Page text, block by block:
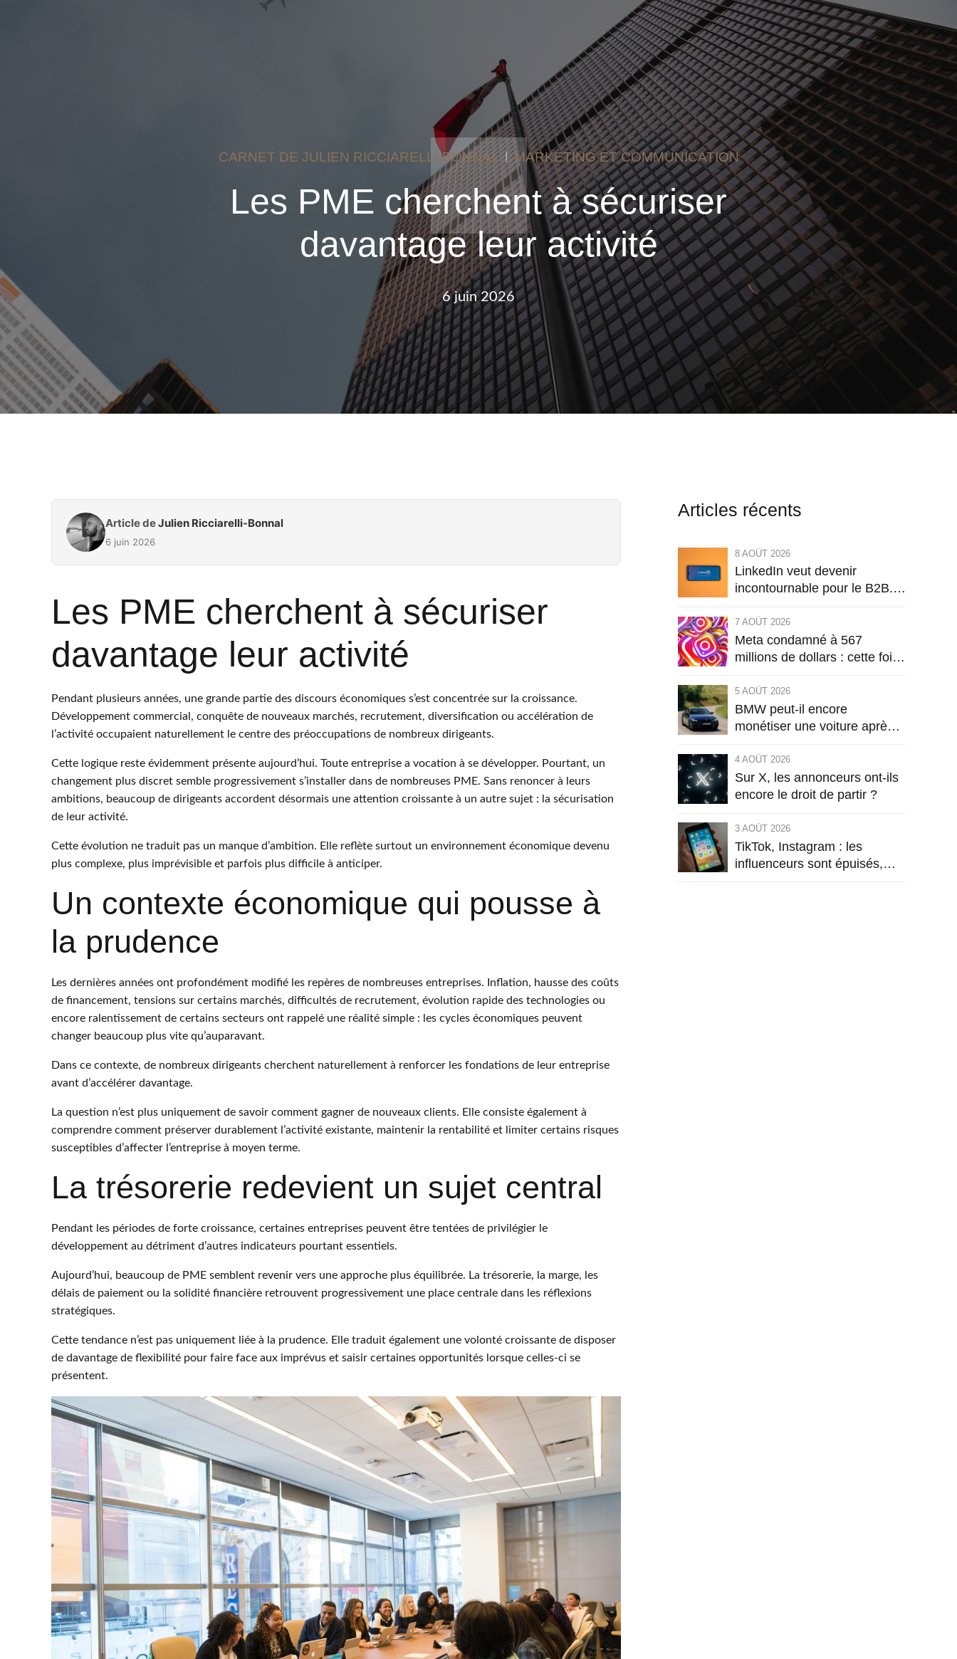
CARNET DE JULIEN RICCIARELLI-BONNAL MARKETING ET COMMUNICATION
Les PME cherchent à sécuriser
davantage leur activité
6 juin 2026
Article deJulien Ricciarelli-Bonnal
6 juin 2026
Les PME cherchent à sécuriser
davantage leur activité
Pendant plusieurs années, une grande partie des discours économiques s’est concentrée sur la croissance.
Développement commercial, conquête de nouveaux marchés, recrutement, diversification ou accélération de
l’activité occupaient naturellement le centre des préoccupations de nombreux dirigeants.
Cette logique reste évidemment présente aujourd’hui. Toute entreprise a vocation à se développer. Pourtant, un
changement plus discret semble progressivement s’installer dans de nombreuses PME. Sans renoncer à leurs
ambitions, beaucoup de dirigeants accordent désormais une attention croissante à un autre sujet : la sécurisation
de leur activité.
Cette évolution ne traduit pas un manque d’ambition. Elle reflète surtout un environnement économique devenu
plus complexe, plus imprévisible et parfois plus difficile à anticiper.
Un contexte économique qui pousse à
la prudence
Les dernières années ont profondément modifié les repères de nombreuses entreprises. Inflation, hausse des coûts
de financement, tensions sur certains marchés, difficultés de recrutement, évolution rapide des technologies ou
encore ralentissement de certains secteurs ont rappelé une réalité simple : les cycles économiques peuvent
changer beaucoup plus vite qu’auparavant.
Dans ce contexte, de nombreux dirigeants cherchent naturellement à renforcer les fondations de leur entreprise
avant d’accélérer davantage.
La question n’est plus uniquement de savoir comment gagner de nouveaux clients. Elle consiste également à
comprendre comment préserver durablement l’activité existante, maintenir la rentabilité et limiter certains risques
susceptibles d’affecter l’entreprise à moyen terme.
La trésorerie redevient un sujet central
Pendant les périodes de forte croissance, certaines entreprises peuvent être tentées de privilégier le
développement au détriment d’autres indicateurs pourtant essentiels.
Aujourd’hui, beaucoup de PME semblent revenir vers une approche plus équilibrée. La trésorerie, la marge, les
délais de paiement ou la solidité financière retrouvent progressivement une place centrale dans les réflexions
stratégiques.
Cette tendance n’est pas uniquement liée à la prudence. Elle traduit également une volonté croissante de disposer
de davantage de flexibilité pour faire face aux imprévus et saisir certaines opportunités lorsque celles-ci se
présentent.
Articles récents
8 AOÛT 2026
LinkedIn veut devenir
incontournable pour le B2B.
par payer pour tout ?
7 AOÛT 2026
Meta condamné à 567
millions de dollars : cette fois,
même d’Instagram
5 AOÛT 2026
BMW peut-il encore
monétiser une voiture après
4 AOÛT 2026
Sur X, les annonceurs ont-ils
encore le droit de partir ?
3 AOÛT 2026
TikTok, Instagram : les
influenceurs sont épuisés,